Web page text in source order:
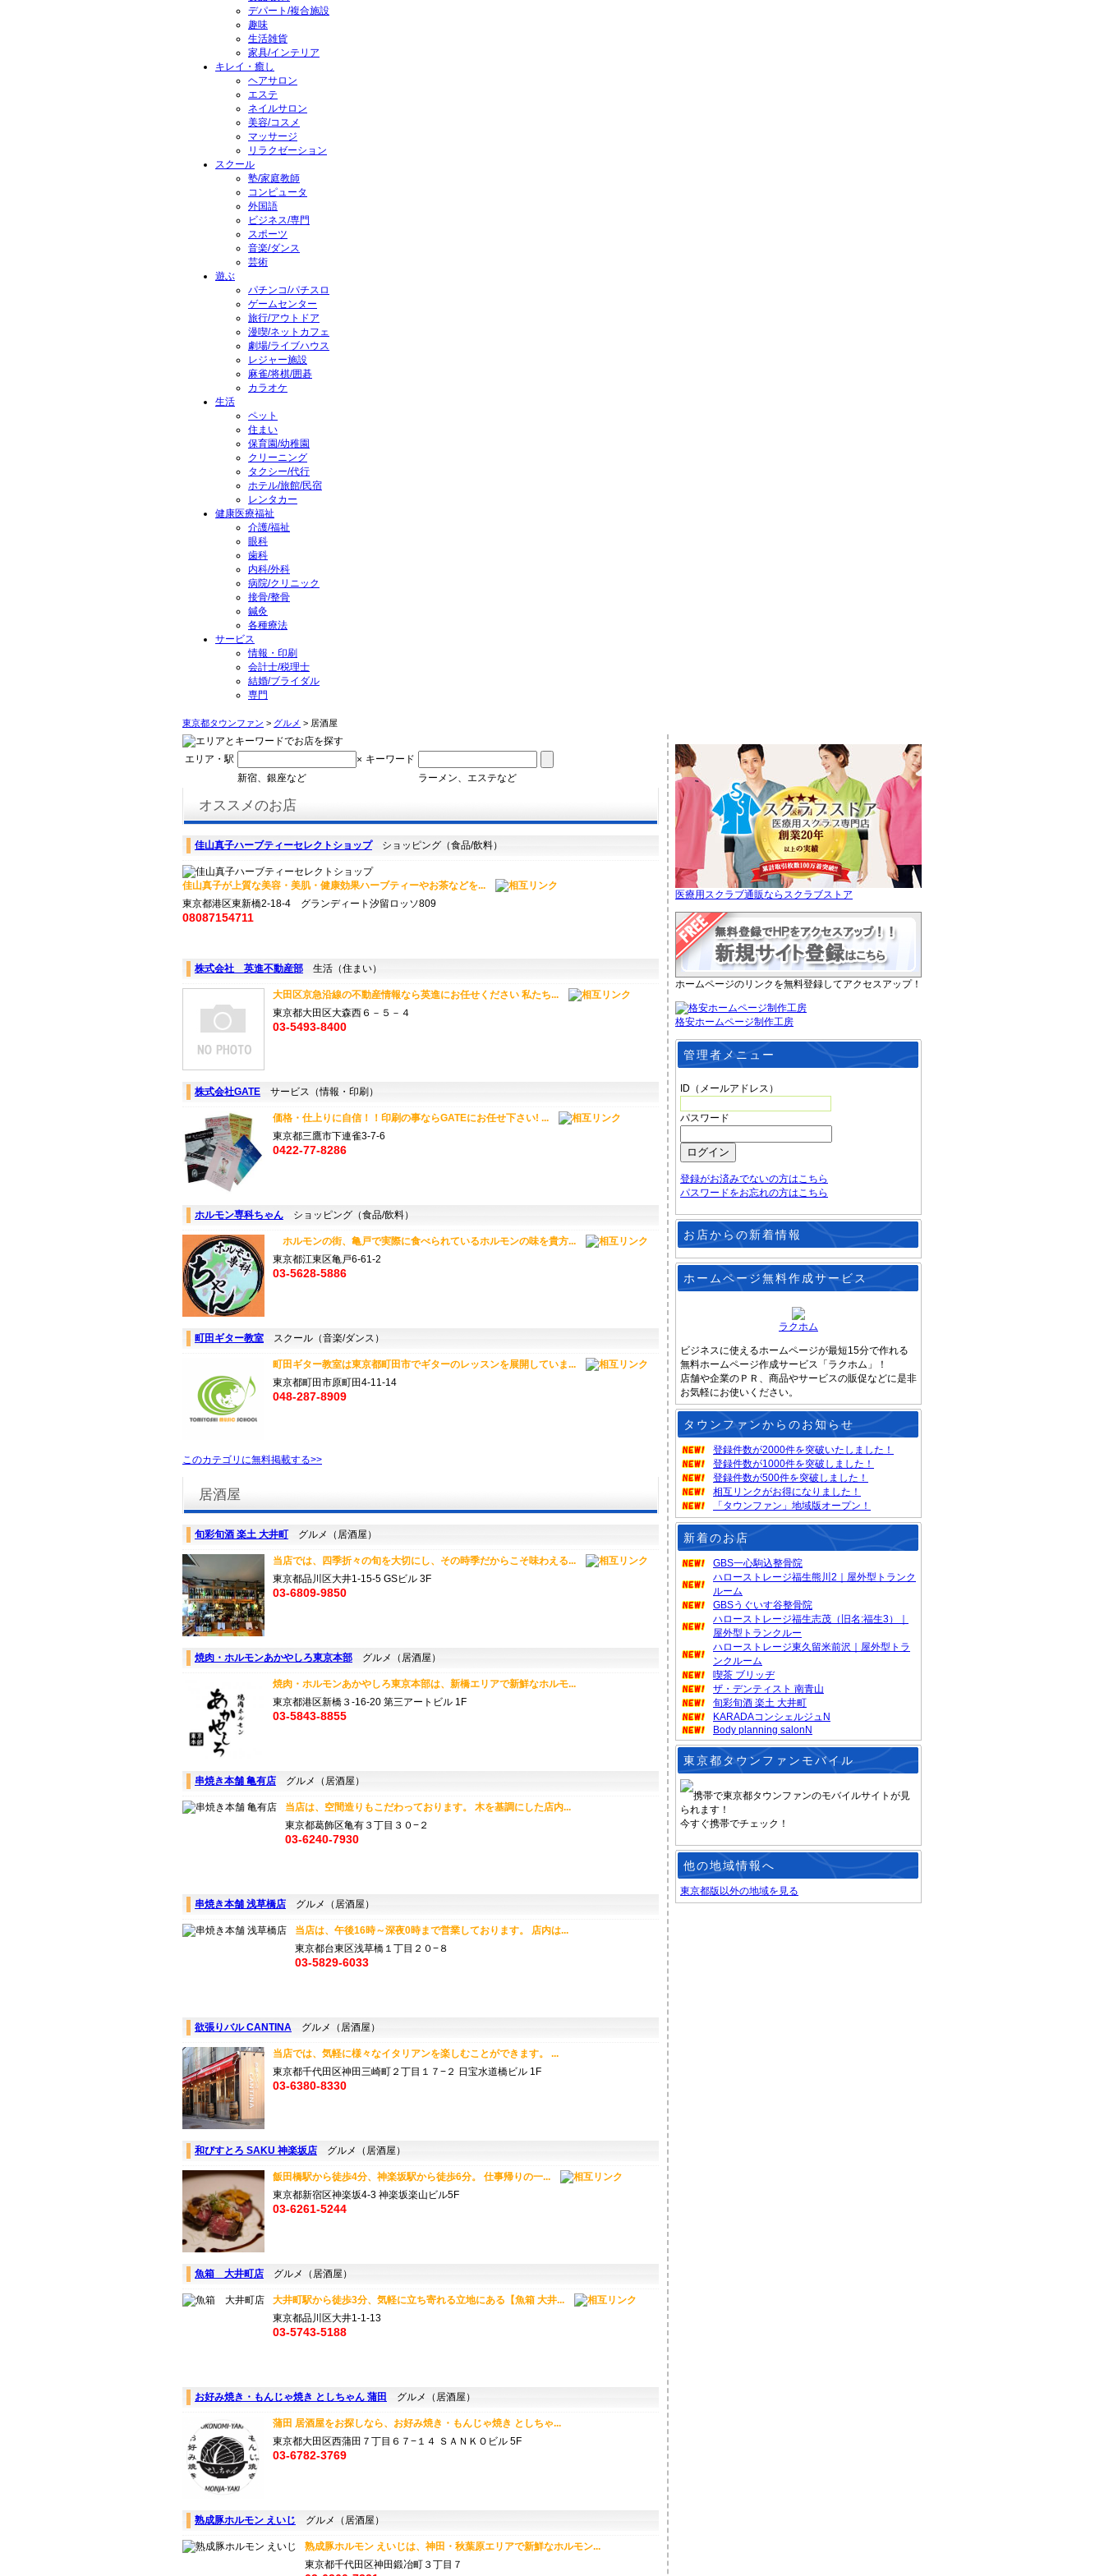
デパート/複合施設
趣味
生活雑貨
家具/インテリア
キレイ・癒し
ヘアサロン
エステ
ネイルサロン
美容/コスメ
マッサージ
リラクゼーション
スクール
塾/家庭教師
コンピュータ
外国語
ビジネス/専門
スポーツ
音楽/ダンス
芸術
遊ぶ
パチンコ/パチスロ
ゲームセンター
旅行/アウトドア
漫喫/ネットカフェ
劇場/ライブハウス
レジャー施設
麻雀/将棋/囲碁
カラオケ
生活
ペット
住まい
保育園/幼稚園
クリーニング
タクシー/代行
ホテル/旅館/民宿
レンタカー
健康医療福祉
介護/福祉
眼科
歯科
内科/外科
病院/クリニック
接骨/整骨
鍼灸
各種療法
サービス
情報・印刷
会計士/税理士
結婚/ブライダル
専門
東京都タウンファン > グルメ > 居酒屋
エリア・駅 × キーワード
新宿、銀座など
ラーメン、エステなど
オススメのお店
佳山真子ハーブティーセレクトショップショッピング（食品/飲料）
佳山真子が上質な美容・美肌・健康効果ハーブティーやお茶などを...
東京都港区東新橋2-18-4 グランディート汐留ロッソ809
08087154711
株式会社 英進不動産部 生活（住まい）
大田区京急沿線の不動産情報なら英進にお任せください 私たち...
東京都大田区大森西６－５－４
03-5493-8400
株式会社GATE サービス（情報・印刷）
価格・仕上りに自信！！印刷の事ならGATEにお任せ下さい! ...
東京都三鷹市下連雀3-7-6
0422-77-8286
ホルモン専科ちゃん ショッピング（食品/飲料）
ホルモンの街、亀戸で実際に食べられているホルモンの味を貴方...
東京都江東区亀戸6-61-2
03-5628-5886
町田ギター教室 スクール（音楽/ダンス）
町田ギター教室は東京都町田市でギターのレッスンを展開していま...
東京都町田市原町田4-11-14
048-287-8909
このカテゴリに無料掲載する>>
居酒屋
旬彩旬酒 楽土 大井町 グルメ（居酒屋）
当店では、四季折々の旬を大切にし、その時季だからこそ味わえる...
東京都品川区大井1-15-5 GSビル 3F
03-6809-9850
焼肉・ホルモンあかやしろ東京本部 グルメ（居酒屋）
焼肉・ホルモンあかやしろ東京本部は、新橋エリアで新鮮なホルモ...
東京都港区新橋３-16-20 第三アートビル 1F
03-5843-8855
串焼き本舗 亀有店 グルメ（居酒屋）
当店は、空間造りもこだわっております。 木を基調にした店内...
東京都葛飾区亀有３丁目３０−２
03-6240-7930
串焼き本舗 浅草橋店 グルメ（居酒屋）
当店は、午後16時～深夜0時まで営業しております。 店内は...
東京都台東区浅草橋１丁目２０−８
03-5829-6033
欲張りバル CANTINA グルメ（居酒屋）
当店では、気軽に様々なイタリアンを楽しむことができます。 ...
東京都千代田区神田三崎町２丁目１７−２ 日宝水道橋ビル 1F
03-6380-8330
和びすとろ SAKU 神楽坂店 グルメ（居酒屋）
飯田橋駅から徒歩4分、神楽坂駅から徒歩6分。 仕事帰りの一...
東京都新宿区神楽坂4-3 神楽坂楽山ビル5F
03-6261-5244
魚箱 大井町店 グルメ（居酒屋）
大井町駅から徒歩3分、気軽に立ち寄れる立地にある【魚箱 大井...
東京都品川区大井1-1-13
03-5743-5188
お好み焼き・もんじゃ焼き としちゃん 蒲田 グルメ（居酒屋）
蒲田 居酒屋をお探しなら、お好み焼き・もんじゃ焼き としちゃ...
東京都大田区西蒲田７丁目６７−１４ ＳＡＮＫＯビル 5F
03-6782-3769
熟成豚ホルモン えいじ グルメ（居酒屋）
熟成豚ホルモン えいじは、神田・秋葉原エリアで新鮮なホルモン...
東京都千代田区神田鍛冶町３丁目７
医療用スクラブ通販ならスクラブストア
ホームページのリンクを無料登録してアクセスアップ！
格安ホームページ制作工房
管理者メニュー
ID（メールアドレス）
パスワード
登録がお済みでないの方はこちら
パスワードをお忘れの方はこちら
お店からの新着情報
ホームページ無料作成サービス
ラクホム
ビジネスに使えるホームページが最短15分で作れる
無料ホームページ作成サービス「ラクホム」！
店舗や企業のＰＲ、商品やサービスの販促などに是非
お気軽にお使いください。
タウンファンからのお知らせ
登録件数が2000件を突破いたしました！
登録件数が1000件を突破しました！
登録件数が500件を突破しました！
相互リンクがお得になりました！
「タウンファン」地域版オープン！
新着のお店
GBS一心駒込整骨院
ハローストレージ福生熊川2｜屋外型トランク
ルーム
GBSうぐいす谷整骨院
ハローストレージ福生志茂（旧名:福生3）｜
屋外型トランクルー
ハローストレージ東久留米前沢｜屋外型トラ
ンクルーム
喫茶 ブリッヂ
ザ・デンティスト 南青山
旬彩旬酒 楽土 大井町
KARADAコンシェルジュN
Body planning salonN
東京都タウンファンモバイル
携帯で東京都タウンファンのモバイルサイトが見
られます！
今すぐ携帯でチェック！
他の地域情報へ
東京都版以外の地域を見る